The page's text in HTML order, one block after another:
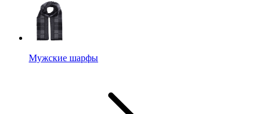
Мужские шарфы